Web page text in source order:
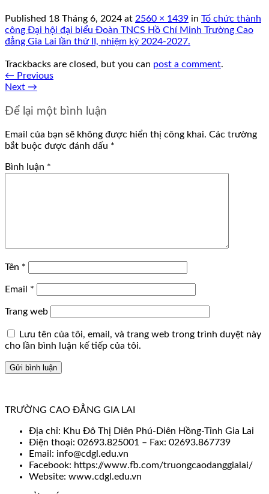
Published 18 Tháng 6, 2024 at 2560 × 1439 in Tổ chức thành
công Đại hội đại biểu Đoàn TNCS Hồ Chí Minh Trường Cao
đẳng Gia Lai lần thứ II, nhiệm kỳ 2024-2027.
Trackbacks are closed, but you can post a comment.
← Previous
Next →
Để lại một bình luận
Email của bạn sẽ không được hiển thị công khai. Các trường
bắt buộc được đánh dấu *
Bình luận *
Tên *
Email *
Trang web
Lưu tên của tôi, email, và trang web trong trình duyệt này
cho lần bình luận kế tiếp của tôi.
TRƯỜNG CAO ĐẲNG GIA LAI
Địa chỉ: Khu Đô Thị Diên Phú-Diên Hồng-Tỉnh Gia Lai
Điện thoại: 02693.825001 – Fax: 02693.867739
Email: info@cdgl.edu.vn
Facebook: https://www.fb.com/truongcaodanggialai/
Website: www.cdgl.edu.vn